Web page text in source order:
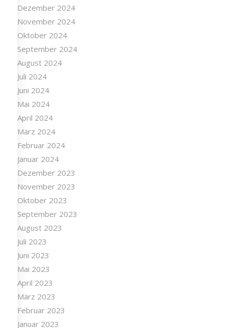
Januar 2025
Dezember 2024
November 2024
Oktober 2024
September 2024
August 2024
Juli 2024
Juni 2024
Mai 2024
April 2024
März 2024
Februar 2024
Januar 2024
Dezember 2023
November 2023
Oktober 2023
September 2023
August 2023
Juli 2023
Juni 2023
Mai 2023
April 2023
März 2023
Februar 2023